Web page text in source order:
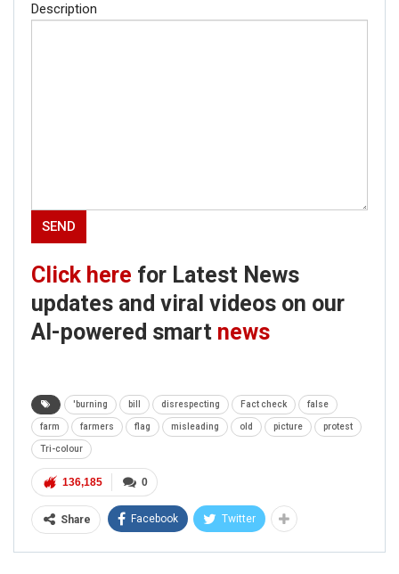
Description
Click here for Latest News
updates and viral videos on our
AI-powered smart news
'burning bill disrespecting Fact check false
farm farmers flag misleading old picture protest
Tri-colour
0
136,185
Share Facebook Twitter